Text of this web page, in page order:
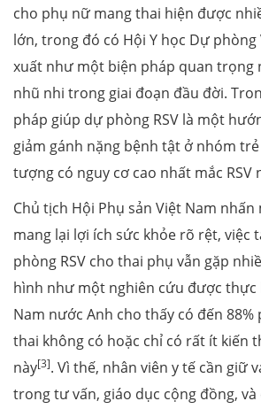
cho phụ nữ mang thai hiện được
lớn, trong đó có Hội Y học Dự phòng
xuất như một biện pháp quan trọng
nhũ nhi trong giai đoạn đầu đời.
pháp giúp dự phòng RSV là một
giảm gánh nặng bệnh tật ở nhóm
tượng có nguy cơ cao nhất mắc RSV
Chủ tịch Hội Phụ sản Việt Nam nhấn
mang lại lợi ích sức khỏe rõ rệt, việc
phòng RSV cho thai phụ vẫn gặp
hình như một nghiên cứu được thực
Nam nước Anh cho thấy có đến
thai không có hoặc chỉ có rất ít kiến
này[3]. Vì thế, nhân viên y tế cần giữ
trong tư vấn, giáo dục cộng đồng, và